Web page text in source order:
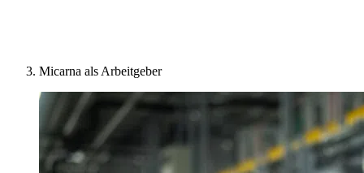
Micarna als Arbeitgeber